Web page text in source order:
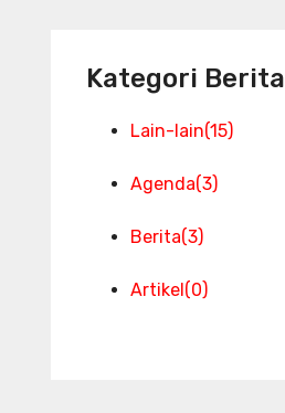
Kategori Berita
Lain-lain(15)
Agenda(3)
Berita(3)
Artikel(0)